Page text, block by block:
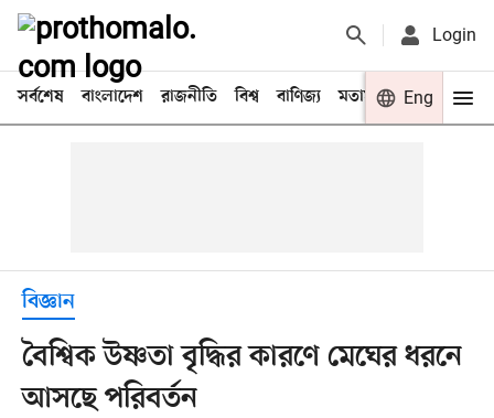
Login
সর্বশেষ বাংলাদেশ রাজনীতি বিশ্ব বাণিজ্য মতামত খেলা
Eng
বিজ্ঞান
বৈশ্বিক উষ্ণতা বৃদ্ধির কারণে মেঘের ধরনে
আসছে পরিবর্তন